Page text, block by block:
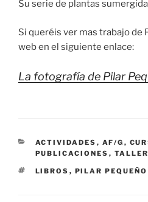
Su serie de plantas
Si queréis ver mas trabajo de
web en el siguiente enlace:
La fotografía de Pilar
CATEGORÍAS
ACTIVIDADES , AF/G ,
PUBLICACIONES ,
ETIQUETAS
LIBROS , PILAR PEQUEÑO